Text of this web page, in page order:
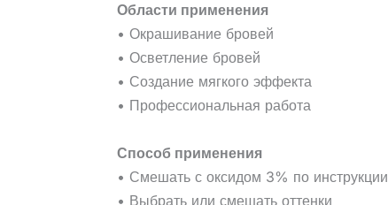
Области применения
• Окрашивание бровей
• Осветление бровей
• Создание мягкого эффекта
• Профессиональная работа
Способ применения
• Смешать с оксидом 3% по инструкции
• Выбрать или смешать оттенки